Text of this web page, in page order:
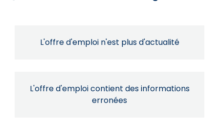
L'offre d'emploi n'est plus d'actualité
L'offre d'emploi contient des informations
erronées